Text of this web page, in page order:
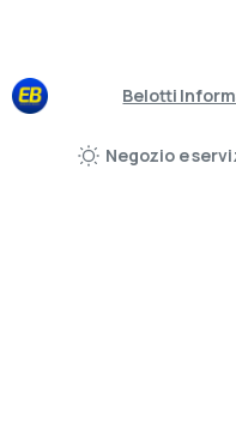
Belotti
Negozio e